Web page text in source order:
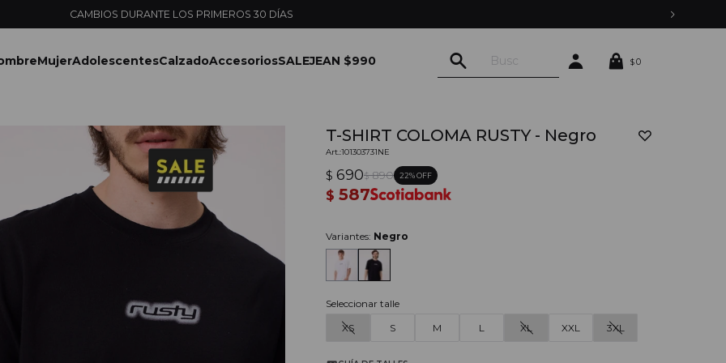
ENVÍOS EXPRESS EN MONTEVIDEO CON PEDIDOS YA
MujerAdolescentesCalzadoAccesoriosSALEJEAN $990 $0
T-SHIRT COLOMA RUSTY - Negro
101303731NE
$ 690$ 890 22
$ 587
Variantes: Negro
Seleccionar talle
XS
S M L XL XXL 3XL